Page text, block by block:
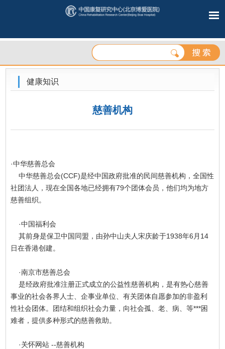
健康知识
慈善机构
·中华慈善总会
中华慈善总会(CCF)是经中国政府批准的民间慈善机构，全国性
社团法人，现在全国各地已经拥有79个团体会员，他们均为地方
慈善组织。
·中国福利会
其前身是保卫中国同盟，由孙中山夫人宋庆龄于1938年6月14
日在香港创建。
·南京市慈善总会
是经政府批准注册正式成立的公益性慈善机构，是有热心慈善
事业的社会各界人士、企事业单位、有关团体自愿参加的非盈利
性社会团体。团结和组织社会力量，向社会孤、老、病、等***困
难者，提供多种形式的慈善救助。
·关怀网站 --慈善机构